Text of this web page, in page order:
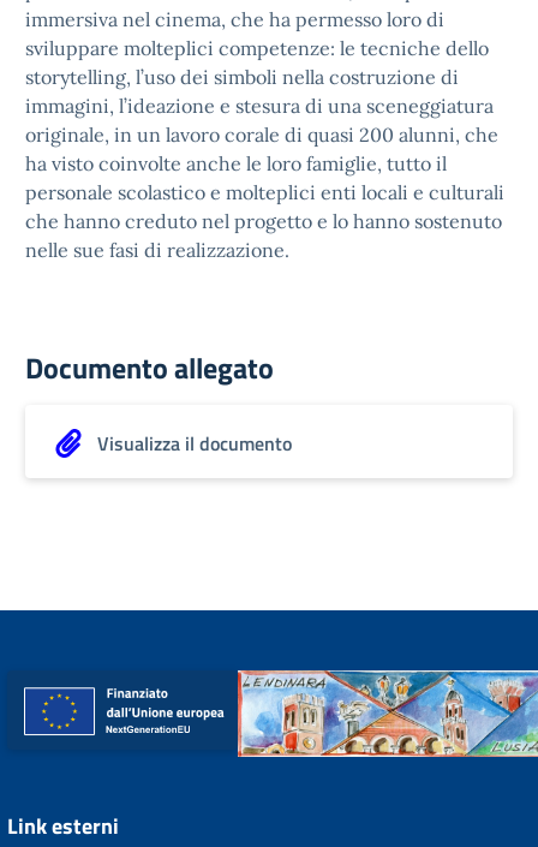
immersiva nel cinema, che ha permesso loro di
sviluppare molteplici competenze: le tecniche dello
storytelling, l’uso dei simboli nella costruzione di
immagini, l’ideazione e stesura di una sceneggiatura
originale, in un lavoro corale di quasi 200 alunni, che
ha visto coinvolte anche le loro famiglie, tutto il
personale scolastico e molteplici enti locali e culturali
che hanno creduto nel progetto e lo hanno sostenuto
nelle sue fasi di realizzazione.
Documento allegato
Visualizza il documento
Link esterni